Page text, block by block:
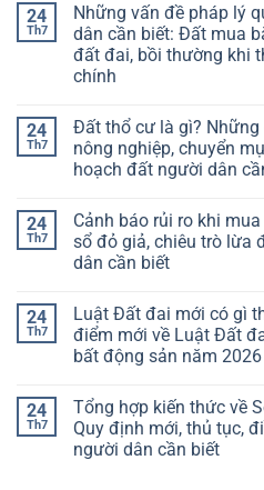
24
Th7
Những vấn đề pháp lý
dân cần biết: Đất mua
đất đai, bồi thường khi
chính
24
Th7
Đất thổ cư là gì?
nông nghiệp, chuyển
hoạch đất người dân
24
Th7
Cảnh báo rủi ro khi
sổ đỏ giả, chiêu trò lừa
dân cần biết
24
Th7
Luật Đất đai mới có gì
điểm mới về Luật Đất
bất động sản năm 2026
24
Th7
Tổng hợp kiến thức về
Quy định mới, thủ tục,
người dân cần biết